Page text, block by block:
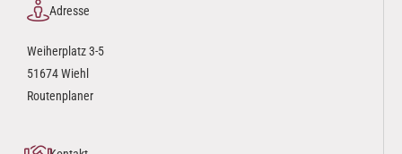
Adresse
Weiherplatz 3-5
51674 Wiehl
Routenplaner